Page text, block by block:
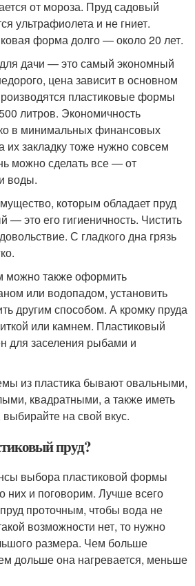
от мороза. Пруд садовый
ультрафиолета и не гниет.
форма долго — около 20 лет.
дачи — это самый экономный
цена зависит в основном
пластиковые формы
литров. Экономичность
в минимальных финансовых
их закладку тоже нужно совсем
можно сделать все — от
воды.
которым обладает пруд
— это его гигиеничность. Чистить
С гладкого дна грязь
можно также оформить
или водопадом, установить
другим способом. А кромку пруда
или камнем. Пластиковый
для заселения рыбами и
из пластика бывают овальными,
квадратными, а также иметь
на свой вкус.
пруд?
выбора пластиковой формы
них и поговорим. Лучше всего
проточным, чтобы вода не
возможности нет, то нужно
размера. Чем больше
дольше она нагревается, меньше